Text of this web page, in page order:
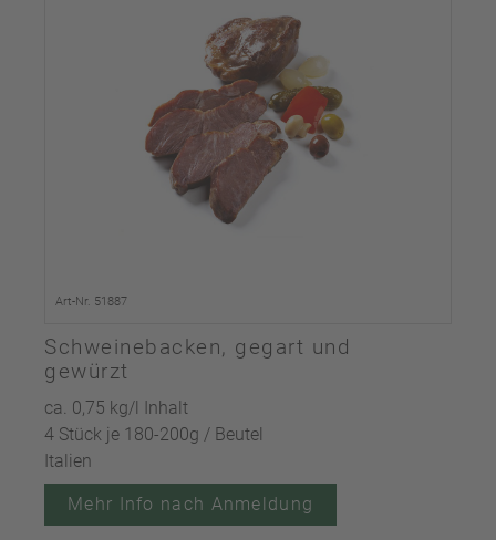
Art-Nr. 51887
Schweinebacken, gegart und
gewürzt
ca. 0,75 kg/l Inhalt
4 Stück je 180-200g / Beutel
Italien
Mehr Info nach Anmeldung